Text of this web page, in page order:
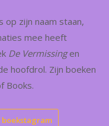
zijn naam staan,
mee heeft
De Vermissingen
hoofdrol. Zijn boeken
Books.
boekstagram